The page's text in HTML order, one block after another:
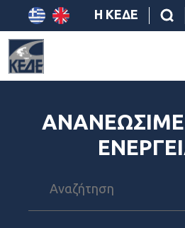
Η ΚΕΔΕ